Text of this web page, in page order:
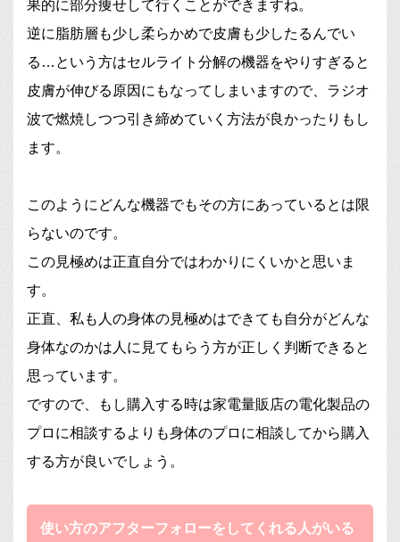
果的に部分痩せして行くことができますね。
逆に脂肪層も少し柔らかめで皮膚も少したるんでい
る…という方はセルライト分解の機器をやりすぎると
皮膚が伸びる原因にもなってしまいますので、ラジオ
波で燃焼しつつ引き締めていく方法が良かったりもし
ます。
このようにどんな機器でもその方にあっているとは限
らないのです。
この見極めは正直自分ではわかりにくいかと思いま
す。
正直、私も人の身体の見極めはできても自分がどんな
身体なのかは人に見てもらう方が正しく判断できると
思っています。
ですので、もし購入する時は家電量販店の電化製品の
プロに相談するよりも身体のプロに相談してから購入
する方が良いでしょう。
使い方のアフターフォローをしてくれる人がいる